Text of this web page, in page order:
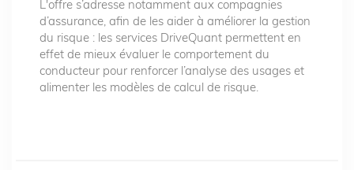
L'offre s’adresse notamment aux compagnies
d’assurance, afin de les aider à améliorer la gestion
du risque : les services DriveQuant permettent en
effet de mieux évaluer le comportement du
conducteur pour renforcer l’analyse des usages et
alimenter les modèles de calcul de risque.